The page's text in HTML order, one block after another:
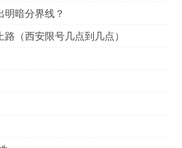
暗分界线？
（西安限号几点到几点）